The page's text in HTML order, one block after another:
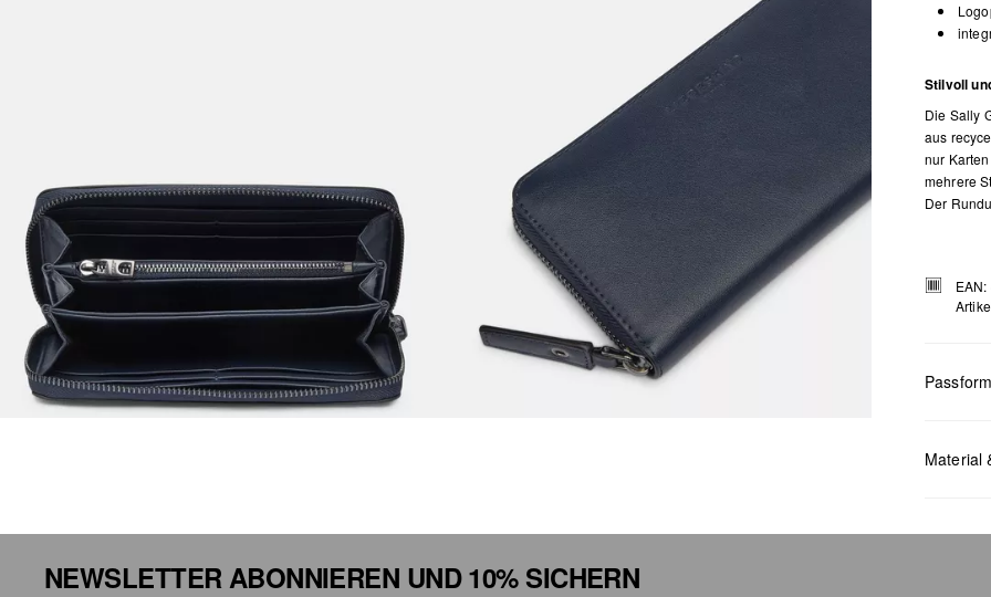
Stilvoll
Die Sally
aus
nur
mehrere
Der
Passform
Material
NEWSLETTER ABONNIEREN UND 10% SICHERN